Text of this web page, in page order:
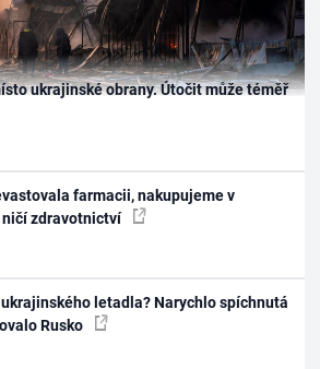
ukrajinské obrany. Útočit může téměř
farmacii, nakupujeme v
zdravotnictví
letadla? Narychlo spíchnutá
Rusko